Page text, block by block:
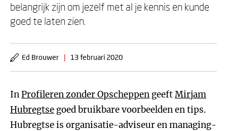
belangrijk zijn om jezelf met al je kennis en kunde
goed te laten zien.
Ed Brouwer | 13 februari 2020
InProfileren zonder Opscheppen geeftMirjam
Hubregtse goed bruikbare voorbeelden en tips.
Hubregtse is organisatie-adviseur en managing-